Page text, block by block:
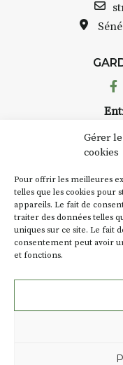
Gérer
cookies
Pour offrir les meilleures
telles que les cookies pour
appareils. Le fait de
traiter des données telles
uniques sur ce site. Le fait
consentement peut avoir
et fonctions.
Suivez